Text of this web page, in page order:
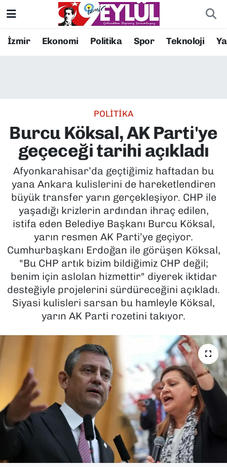
İzmir Ekonomi Politika Spor Teknoloji
POLİTİKA
Burcu Köksal, AK Parti'ye
geçeceği tarihi açıkladı
Afyonkarahisar’da geçtiğimiz haftadan bu
yana Ankara kulislerini de hareketlendiren
büyük transfer yarın gerçekleşiyor. CHP ile
yaşadığı krizlerin ardından ihraç edilen,
istifa eden Belediye Başkanı Burcu Köksal,
yarın resmen AK Parti’ye geçiyor.
Cumhurbaşkanı Erdoğan ile görüşen Köksal,
"Bu CHP artık bizim bildiğimiz CHP değil;
benim için aslolan hizmettir" diyerek iktidar
desteğiyle projelerini sürdüreceğini açıkladı.
Siyasi kulisleri sarsan bu hamleyle Köksal,
yarın AK Parti rozetini takıyor.
Resmi İlanlar
EKONOMİ
KÜLTÜR SANAT
MAGAZİN
POLİTİKA
SAĞLIK
SPOR
TEKNOLOJİ
YAŞAM
YEREL YÖNETİMLER
Konak Nöbetçi Eczaneler
Süper Lig Puan Durumu ve Fikstür
Tüm Manşetler
Son Dakika Haberleri
Haber Arşivi